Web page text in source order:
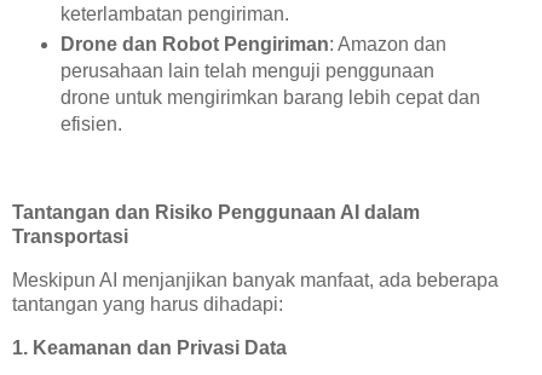
keterlambatan pengiriman.
Drone dan Robot Pengiriman: Amazon dan
perusahaan lain telah menguji penggunaan
drone untuk mengirimkan barang lebih cepat dan
efisien.
Tantangan dan Risiko Penggunaan AI dalam
Transportasi
Meskipun AI menjanjikan banyak manfaat, ada beberapa
tantangan yang harus dihadapi:
1. Keamanan dan Privasi Data